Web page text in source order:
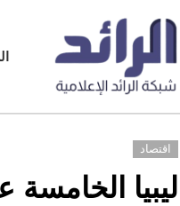
اقتصاد
ليبيا الخامسة